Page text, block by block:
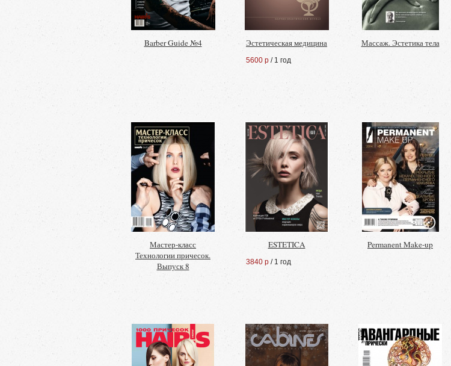
Barber Guide №4 Эстетическая медицина
5600 р / 1 год
Массаж. Эстетика тела
Мастер-класс
Технологии причесок.
Выпуск 8
ESTETICA
3840 р / 1 год
Permanent Make-up